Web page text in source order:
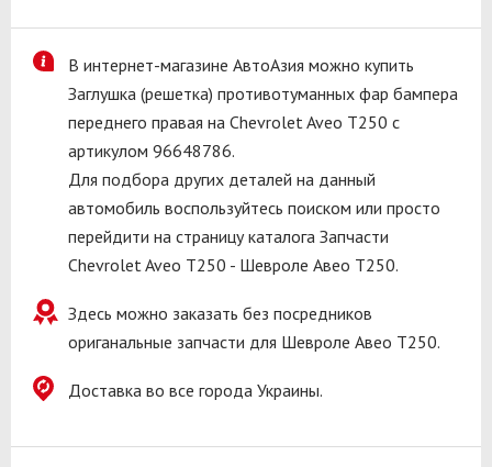
В интернет-магазине АвтоАзия можно купить
Заглушка (решетка) противотуманных фар бампера
переднего правая на Chevrolet Aveo T250 с
артикулом 96648786.
Для подбора других деталей на данный
автомобиль воспользуйтесь поиском или просто
перейдити на страницу каталога Запчасти
Chevrolet Aveo T250 - Шевроле Авео Т250.
Здесь можно заказать без посредников
ориганальные запчасти для Шевроле Авео Т250.
Доставка во все города Украины.